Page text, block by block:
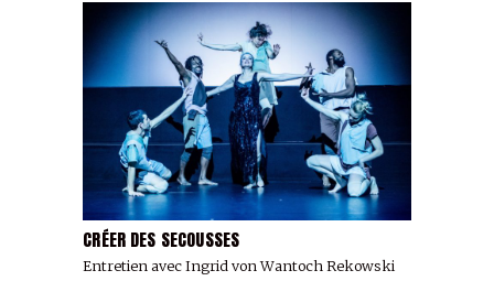
CRÉER DES SECOUSSES
Entretien avec Ingrid von Wantoch Rekowski